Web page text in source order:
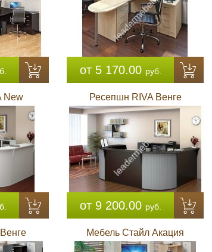
от 5 170.00 руб.
New Ресепшн RIVA Венге
от 9 200.00 руб.
Мебель Стайл Акация